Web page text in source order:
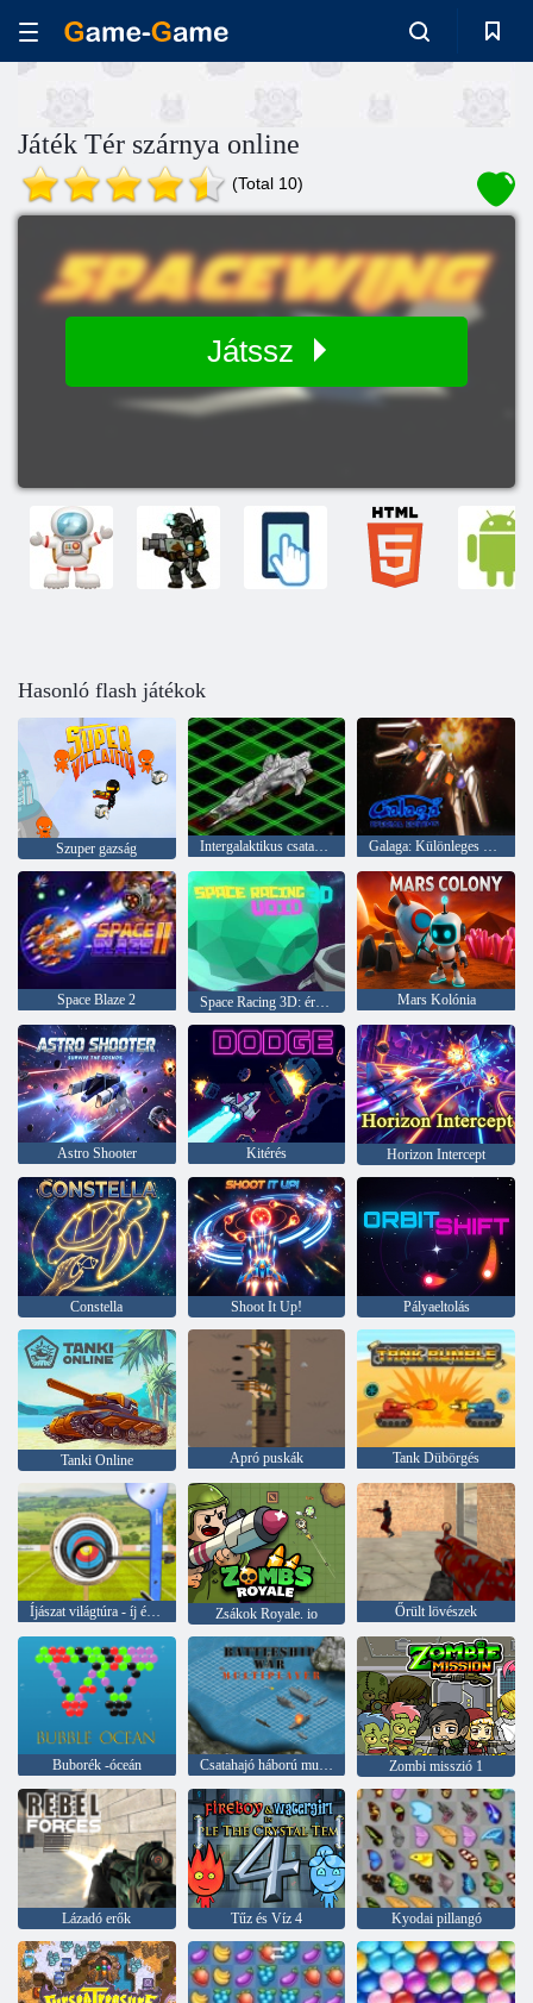
Játék Tér szárnya online
(Total 10)
Játssz
Hasonló flash játékok
Szuper gazság Intergalaktikus csatahajók Galaga: Különleges kiadás
Space Blaze 2 Space Racing 3D: érvénytelen Mars Kolónia
Astro Shooter Kitérés Horizon Intercept
Constella Shoot It Up! Pályaeltolás
Tanki Online Apró puskák Tank Dübörgés
Íjászat világtúra - íj és nyíl lövés Zsákok Royale. io Őrült lövészek
Buborék -óceán Csatahajó háború multiplayer Zombi misszió 1
Lázadó erők Tűz és Víz 4 Kyodai pillangó